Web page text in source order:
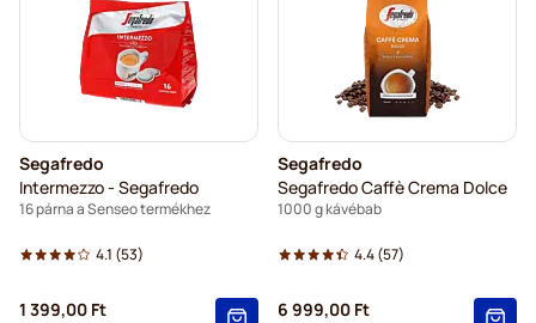
Segafredo
Intermezzo - Segafredo
16 párna a Senseo termékhez
4.1 (53)
1 399,00 Ft
Segafredo
Segafredo Caffè Crema Dolce
1000 g kávébab
4.4(57)
6 999,00 Ft